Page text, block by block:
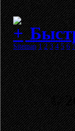
Sitemap 1 2 3 4 5 6 7
©